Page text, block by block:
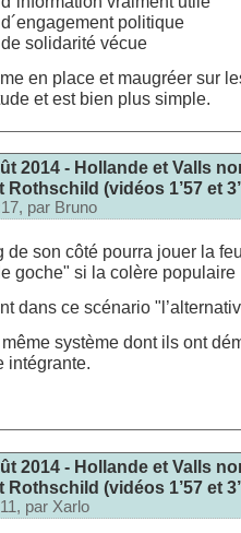
politique
solidarité vécue
en place et maugréer sur
et est bien plus simple.
2014 - Hollande et Valls
(vidéos 1’57 et
par Bruno
de son côté pourra jouer la
goche" si la colère
dans ce scénario
même système dont ils ont
intégrante.
2014 - Hollande et Valls
(vidéos 1’57 et
par Xarlo